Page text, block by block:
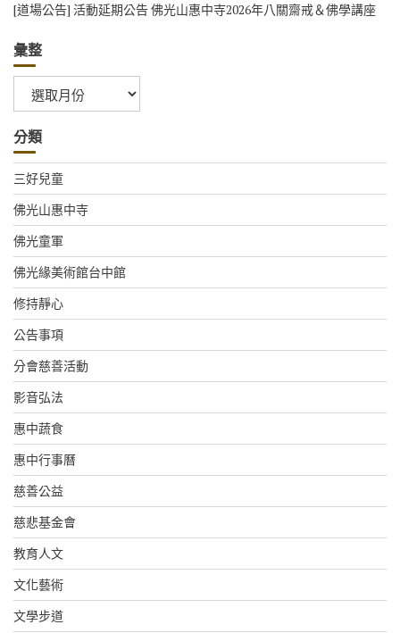
[道場公告] 活動延期公告 佛光山惠中寺2026年八關齋戒＆佛學講座
彙整
整
分類
三好兒童
佛光山惠中寺
佛光童軍
佛光緣美術館台中館
修持靜心
公告事項
分會慈善活動
影音弘法
惠中蔬食
惠中行事曆
慈善公益
慈悲基金會
教育人文
文化藝術
文學步道